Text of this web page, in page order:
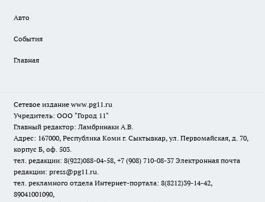
Авто
События
Главная
Сетевое издание www.pg11.ru
Учредитель: ООО "Город 11"
Главный редактор: Ламбринаки А.В.
Адрес: 167000, Республика Коми г. Сыктывкар, ул. Первомайская, д. 70,
корпус Б, оф. 503.
тел. редакции: 8(922)088-04-58, +7 (908) 710-08-37 Электронная почта
редакции: press@pg11.ru.
тел. рекламного отдела Интернет-портала: 8(8212)39-14-42,
89041001090,